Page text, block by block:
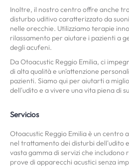
Inoltre, il nostro centro offre anche
disturbo uditivo caratterizzato da
nelle orecchie. Utilizziamo terapie
rilassamento per aiutare i pazienti a
degli acufeni.
Da Otoacustic Reggio Emilia, ci
di alta qualità e un'attenzione
pazienti. Siamo qui per aiutarti a
dell'udito e a vivere una vita piena di
Servicios
Otoacustic Reggio Emilia è un centro
nel trattamento dei disturbi dell'udito
vasta gamma di servizi che includono
prove di apparecchi acustici senza